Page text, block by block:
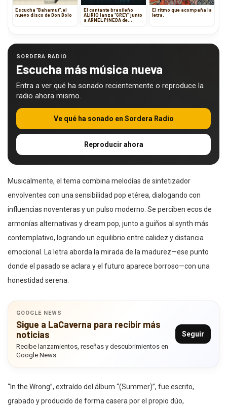
Escucha “Bahamut”, el
nuevo disco de Don Bolo
El cantante brasileño
ALIRIO lanza “GREY” junto
a ARNEL PINEDA de
El ritmo que acompaña la
letra.
SORDERA RADIO
Escucha más música nueva
Entra a ver qué ha sonado recientemente o reproduce la
radio ahora mismo.
Ve qué ha sonado en Sordera Radio
Reproducir ahora
Musicalmente, el tema combina melodías de sintetizador
envolventes con una sensibilidad pop etérea, dialogando con
influencias noventeras y un pulso moderno. Se perciben ecos de
armonías alternativas y dream pop, junto a guiños al synth más
contemplativo, logrando un equilibrio entre calidez y distancia
emocional. La letra aborda la mirada de la madurez—ese punto
donde el pasado se aclara y el futuro aparece borroso—con una
honestidad serena.
GOOGLE NEWS
Sigue a LaCaverna para recibir más
noticias
Recibe lanzamientos, reseñas y descubrimientos en
Google News.
Seguir
“In the Wrong”, extraído del álbum “(Summer)”, fue escrito,
grabado y producido de forma casera por el propio dúo,